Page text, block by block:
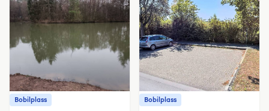
Bobilplass Bobilplass